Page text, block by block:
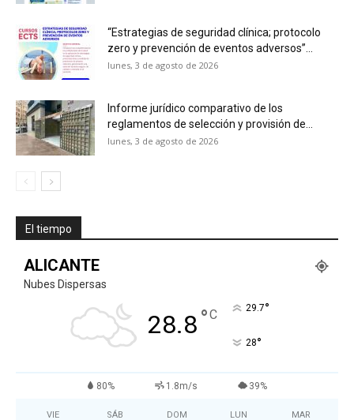
“Estrategias de seguridad clínica; protocolo
zero y prevención de eventos adversos”...
lunes, 3 de agosto de 2026
Informe jurídico comparativo de los
reglamentos de selección y provisión de...
lunes, 3 de agosto de 2026
El tiempo
ALICANTE
Nubes Dispersas
28.8°C 29.7°
28°
80% 1.8m/s 39%
VIE SÁB DOM LUN MAR